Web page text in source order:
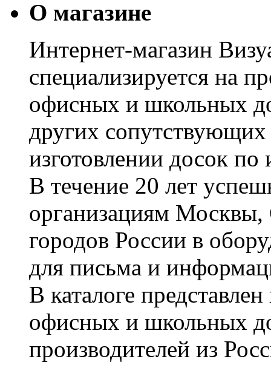
О магазине
Интернет-магазин
специализируется на
офисных и школьных
других сопутствующих
изготовлении досок по
В течение 20 лет
организациям Москвы,
городов России в
для письма и
В каталоге
офисных и школьных
производителей из